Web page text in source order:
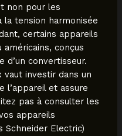
non pour les
la tension harmonisée
certains appareils
conçus
d’un convertisseur.
vaut investir dans un
l’appareil et assure
pas à consulter les
appareils
Schneider Electric)